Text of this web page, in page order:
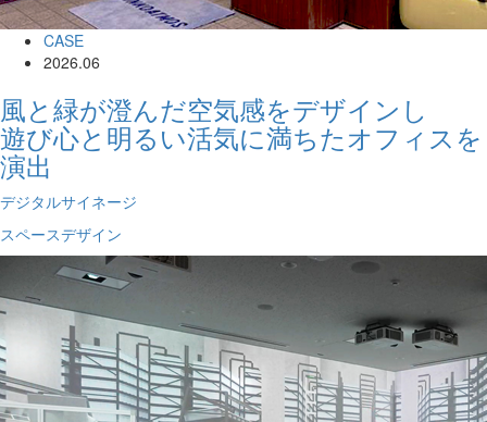
CASE
2026.06
風と緑が澄んだ空気感をデザインし
遊び心と明るい活気に満ちたオフィスを
演出
デジタルサイネージ
スペースデザイン